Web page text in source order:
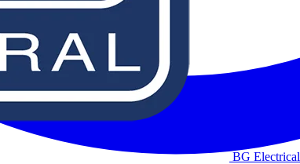
BG Electrical